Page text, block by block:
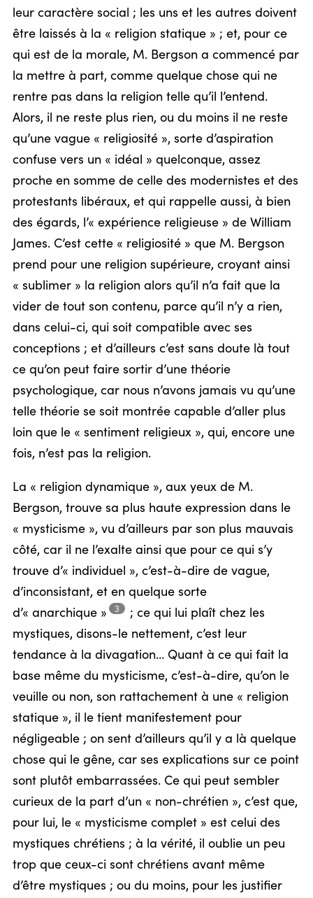
leur caractère social ; les uns et les autres doivent
être laissés à la « religion statique » ; et, pour ce
qui est de la morale, M. Bergson a commencé par
la mettre à part, comme quelque chose qui ne
rentre pas dans la religion telle qu’il l’entend.
Alors, il ne reste plus rien, ou du moins il ne reste
qu’une vague « religiosité », sorte d’aspiration
confuse vers un « idéal » quelconque, assez
proche en somme de celle des modernistes et des
protestants libéraux, et qui rappelle aussi, à bien
des égards, l’« expérience religieuse » de William
James. C’est cette « religiosité » que M. Bergson
prend pour une religion supérieure, croyant ainsi
« sublimer » la religion alors qu’il n’a fait que la
vider de tout son contenu, parce qu’il n’y a rien,
dans celui-ci, qui soit compatible avec ses
conceptions ; et d’ailleurs c’est sans doute là tout
ce qu’on peut faire sortir d’une théorie
psychologique, car nous n’avons jamais vu qu’une
telle théorie se soit montrée capable d’aller plus
loin que le « sentiment religieux », qui, encore une
fois, n’est pas la religion.
La « religion dynamique », aux yeux de M.
Bergson, trouve sa plus haute expression dans le
« mysticisme », vu d’ailleurs par son plus mauvais
côté, car il ne l’exalte ainsi que pour ce qui s’y
trouve d’« individuel », c’est-à-dire de vague,
d’inconsistant, et en quelque sorte
d’« anarchique »
3 ; ce qui lui plaît chez les
mystiques, disons-le nettement, c’est leur
tendance à la divagation… Quant à ce qui fait la
base même du mysticisme, c’est-à-dire, qu’on le
veuille ou non, son rattachement à une « religion
statique », il le tient manifestement pour
négligeable ; on sent d’ailleurs qu’il y a là quelque
chose qui le gêne, car ses explications sur ce point
sont plutôt embarrassées. Ce qui peut sembler
curieux de la part d’un « non-chrétien », c’est que,
pour lui, le « mysticisme complet » est celui des
mystiques chrétiens ; à la vérité, il oublie un peu
trop que ceux-ci sont chrétiens avant même
d’être mystiques ; ou du moins, pour les justifier